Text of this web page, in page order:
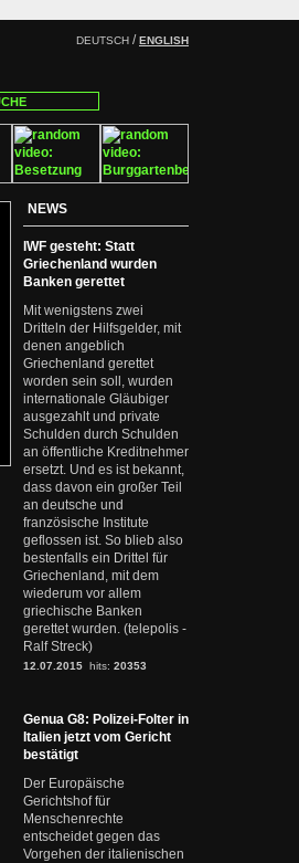
DEUTSCH /ENGLISH
NEWS
IWF gesteht: Statt
Griechenland wurden
Banken gerettet
Mit wenigstens zwei
Dritteln der Hilfsgelder, mit
denen angeblich
Griechenland gerettet
worden sein soll, wurden
internationale Gläubiger
ausgezahlt und private
Schulden durch Schulden
an öffentliche Kreditnehmer
ersetzt. Und es ist bekannt,
dass davon ein großer Teil
an deutsche und
französische Institute
geflossen ist. So blieb also
bestenfalls ein Drittel für
Griechenland, mit dem
wiederum vor allem
griechische Banken
gerettet wurden. (telepolis -
Ralf Streck)
12.07.2015 hits: 20353
Genua G8: Polizei-Folter in
Italien jetzt vom Gericht
bestätigt
Der Europäische
Gerichtshof für
Menschenrechte
entscheidet gegen das
Vorgehen der italienischen